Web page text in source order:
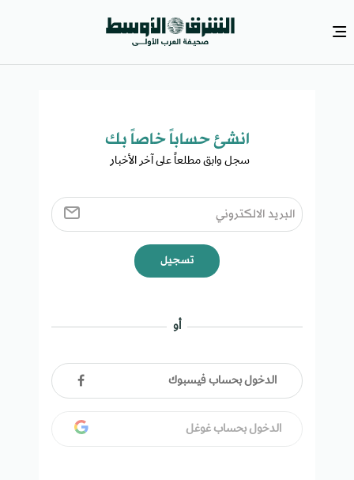
انشئ حساباً خاصاً بك​
سجل وابق مطلعاً على آخر الأخبار ​
تسجيل
أو
الدخول بحساب فيسبوك
الدخول بحساب غوغل